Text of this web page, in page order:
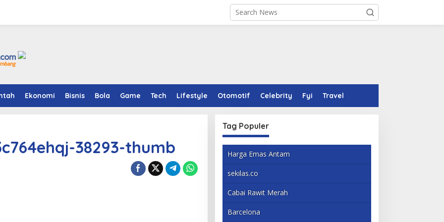
Ekonomi Bisnis Bola Game Tech Lifestyle Otomotif Celebrity Fyi Travel
38293-thumb
Tag Populer
Harga Emas Antam
sekilas.co
Cabai Rawit Merah
Barcelona